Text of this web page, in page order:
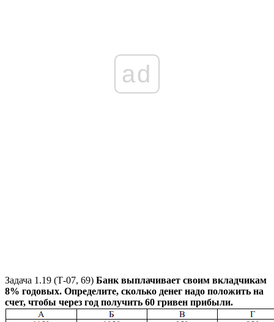
ad
Задача 1.19 (Т-07, 69) Банк выплачивает своим вкладчикам
8% годовых. Определите, сколько денег надо положить на
счет, чтобы через год получить 60 гривен прибыли.